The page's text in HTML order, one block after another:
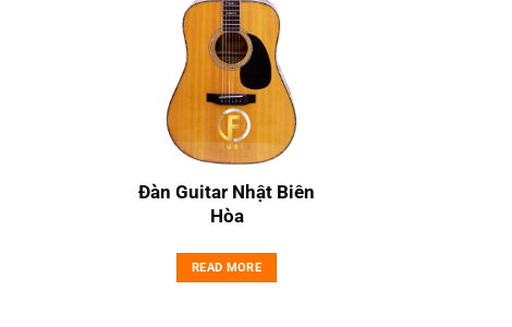
Đàn Guitar Nhật Biên
Hòa
READ MORE